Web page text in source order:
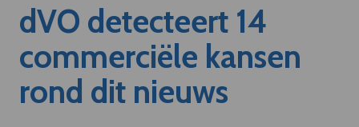
dVO detecteert 14
commerciële kansen
rond dit nieuws